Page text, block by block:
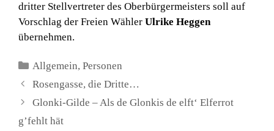
dritter Stellvertreter des Oberbürgermeisters soll auf
Vorschlag der Freien Wähler Ulrike Heggen
übernehmen.
Kategorien
Allgemein,Personen
Rosengasse, die Dritte…
Glonki-Gilde – Als de Glonkis de elft‘ Elferrot
g’fehlt hät